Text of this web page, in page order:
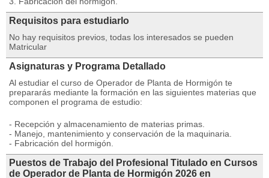
Requisitos para estudiarlo
No hay requisitos previos, todas los interesados se pueden
Matricular
Asignaturas y Programa Detallado
Al estudiar el curso de Operador de Planta de Hormigón te
prepararás mediante la formación en las siguientes materias que
componen el programa de estudio:
- Recepción y almacenamiento de materias primas.
- Manejo, mantenimiento y conservación de la maquinaria.
- Fabricación del hormigón.
Puestos de Trabajo del Profesional Titulado en Cursos
de Operador de Planta de Hormigón 2026 en